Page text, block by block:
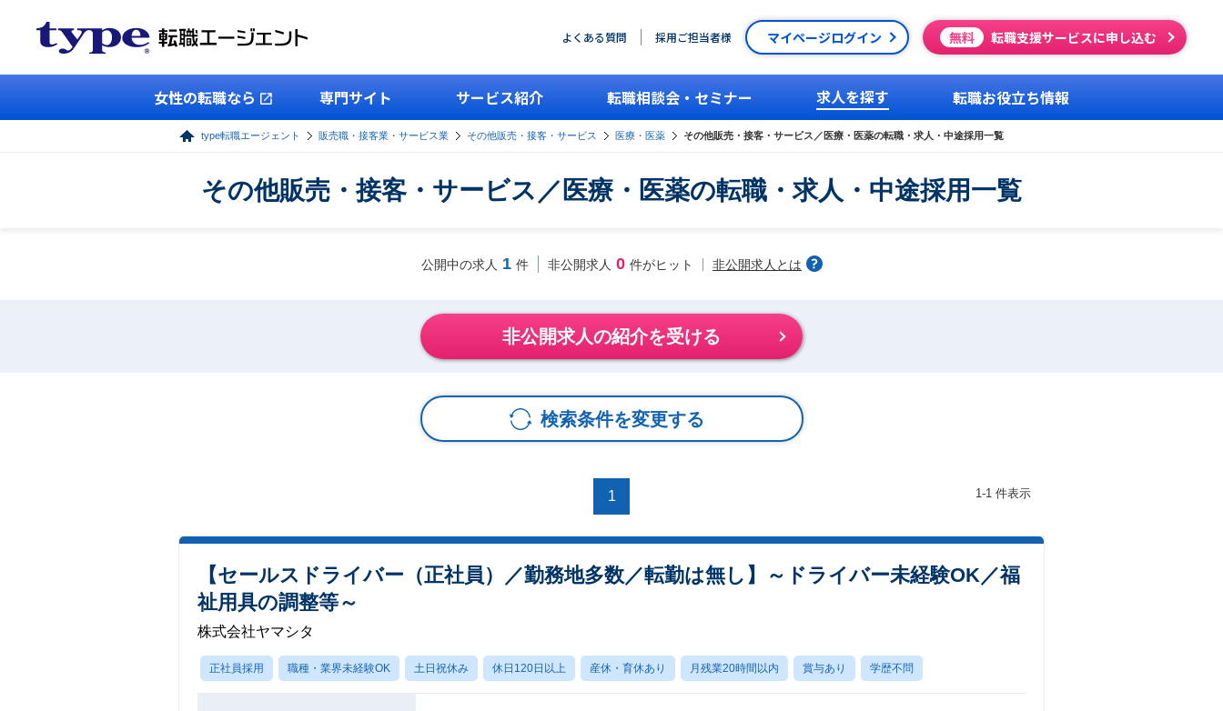
よくある質問 採用ご担当者様 マイページログイン 無料 転職支援サービスに申し込む
女性の転職なら 専門サイト サービス紹介 転職相談会・セミナー 求人を探す 転職お役立ち情報
type転職エージェント 販売職・接客業・サービス業 その他販売・接客・サービス 医療・医薬 その他販売・接客・サービス／医療・医薬の転職・求人・中途採用一覧
その他販売・接客・サービス／医療・医薬の転職・求人・中途採用一覧
公開中の求人 1 件 非公開求人 0 件がヒット 非公開求人とは
非公開求人の紹介を受ける
検索条件を変更する
1 1-1 件表示
【セールスドライバー（正社員）／勤務地多数／転勤は無し】～ドライバー未経験OK／福
祉用具の調整等～
株式会社ヤマシタ
正社員採用 職種・業界未経験OK 土日祝休み 休日120日以上 産休・育休あり 月残業20時間以内 賞与あり 学歴不問